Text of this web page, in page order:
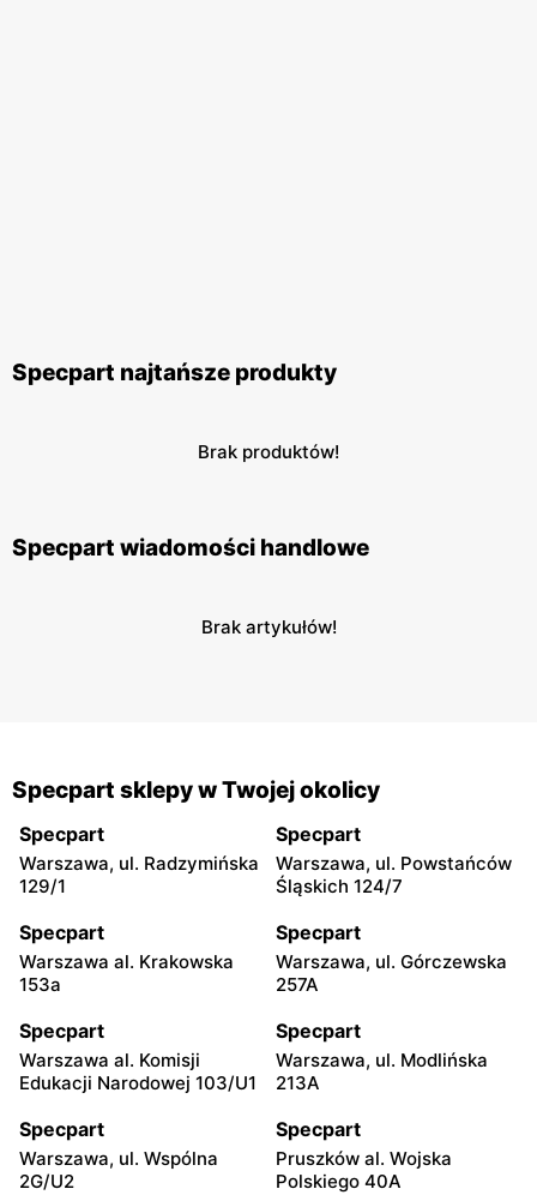
Specpart najtańsze produkty
Brak produktów!
Specpart wiadomości handlowe
Brak artykułów!
Specpart sklepy w Twojej okolicy
Specpart
Warszawa, ul. Radzymińska
129/1
Specpart
Warszawa, ul. Powstańców
Śląskich 124/7
Specpart
Warszawa al. Krakowska
153a
Specpart
Warszawa, ul. Górczewska
257A
Specpart
Warszawa al. Komisji
Edukacji Narodowej 103/U1
Specpart
Warszawa, ul. Modlińska
213A
Specpart
Warszawa, ul. Wspólna
2G/U2
Specpart
Pruszków al. Wojska
Polskiego 40A